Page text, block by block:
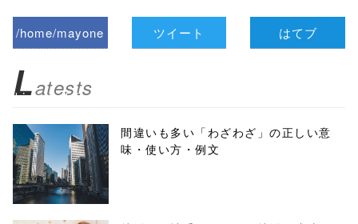
/home/mayone
biz.jp/public_ht
ml/wp-
content/themes
/tapbiz_theme/
ツイート はてブ
Latests
間違いも多い「わざわざ」の正しい意
味・使い方・例文